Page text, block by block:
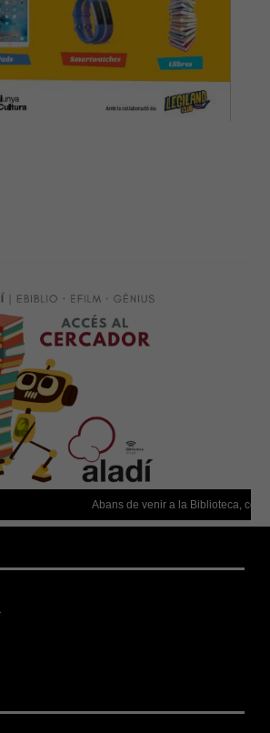
Abans de venir a la Biblioteca,